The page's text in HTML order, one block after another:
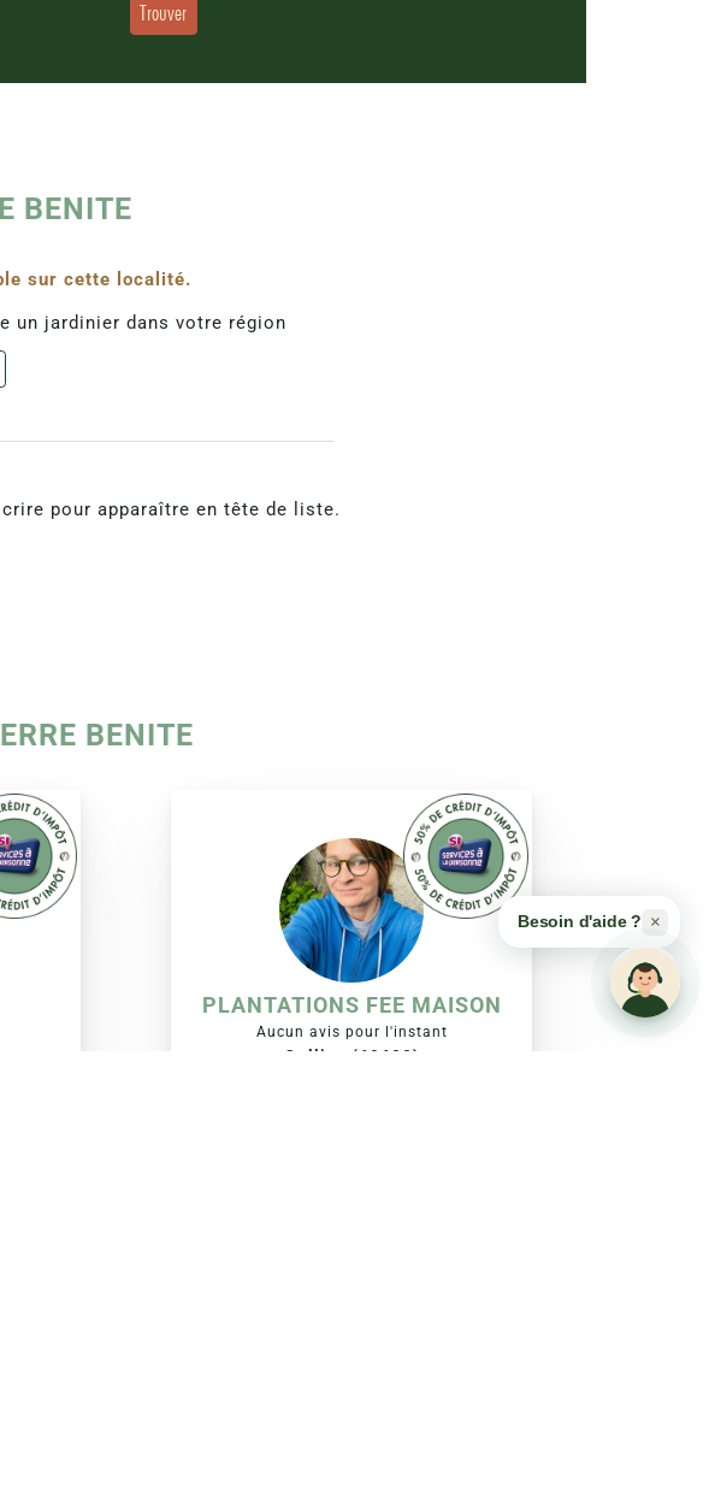
Trouver
BENITE
sur cette localité.
un jardinier dans votre région
pour apparaître en tête de liste.
BENITE
PLANTATIONS FEE MAISON
Aucun avis pour l'instant
Oullins (69600)
Besoin d'aide ? ×